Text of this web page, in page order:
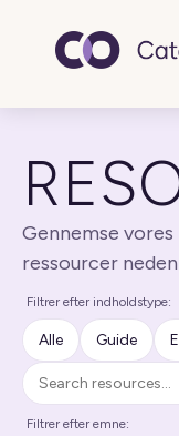
Gennemse
ressourcer
Filtrer efter indholdstype:
Alle Guide
Søg
Filtrer efter emne: